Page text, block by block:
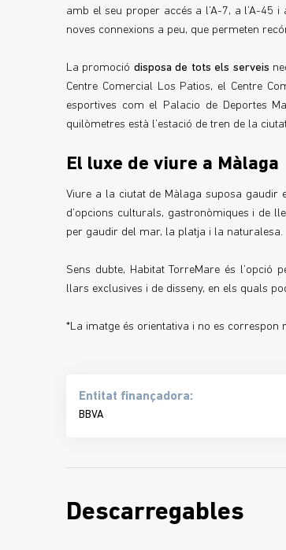
amb el seu proper accés a l’A-7, a l’A-45
noves connexions a peu, que permeten
La promoció disposa de tots els serveis
Centre Comercial Los Patios, el Centre
esportives com el Palacio de Deportes
quilòmetres està l’estació de tren de la
El luxe de viure a Màlaga
Viure a la ciutat de Màlaga suposa gaudir
d’opcions culturals, gastronòmiques i de
per gaudir del mar, la platja i la naturalesa.
Sens dubte, Habitat TorreMare és
llars exclusives i de disseny, en els quals
*La imatge és orientativa i no es
Entitat finançadora:
BBVA
Descarregables